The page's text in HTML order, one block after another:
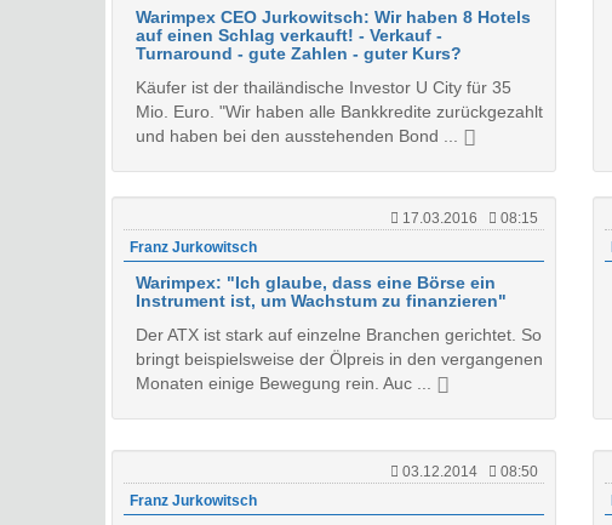
Warimpex CEO Jurkowitsch: Wir haben 8 Hotels
auf einen Schlag verkauft! - Verkauf -
Turnaround - gute Zahlen - guter Kurs?
Käufer ist der thailändische Investor U City für 35
Mio. Euro. "Wir haben alle Bankkredite zurückgezahlt
und haben bei den ausstehenden Bond ...
17.03.2016
08:15
Franz Jurkowitsch
Warimpex: "Ich glaube, dass eine Börse ein
Instrument ist, um Wachstum zu finanzieren"
Der ATX ist stark auf einzelne Branchen gerichtet. So
bringt beispielsweise der Ölpreis in den vergangenen
Monaten einige Bewegung rein. Auc ...
03.12.2014
08:50
Franz Jurkowitsch